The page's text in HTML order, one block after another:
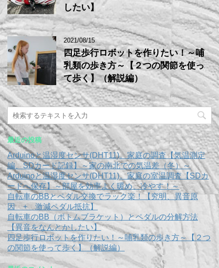
したい】
2021/08/15
四足歩行ロボットを作りたい！～哺
乳類の歩き方～【２つの関節を使っ
て歩く】（解説編）
最近の投稿
Arduinoと温湿度センサ(DHT11)。家庭の調査【気温測定
編、SDカード記録】～家の南北での気温差（冬）～
Arduinoと温湿度センサ(DHT11)。家庭の室温調査【SDカ
ードへ保存】～部屋を効率よく暖め、冷やす！～
自転車のBBとペダル交換でラック楽！【究明、異音原
因 + 激減ペダル抵抗】
自転車のBB（ボトムブラケット）とペダルの分解方法
【異音をなんとかしたい】
四足歩行ロボットを作りたい！～哺乳類の歩き方～【２つ
の関節を使って歩く】（解説編）